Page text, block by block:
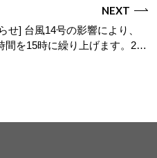
NEXT
せ] 台風14号の影響により、
間を15時に繰り上げます。2…